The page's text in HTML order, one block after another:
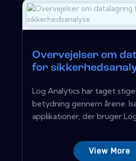
Overvejelser om
for
Log Analytics har taget
betydning gennem årene.
applikationer, der bruger Log
View More